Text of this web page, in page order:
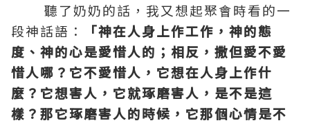
聽了奶奶的話，我又想起聚會時看的一
段神話語：
「神在人身上作工作，神的態
度、神的心是愛惜人的；相反，撒但愛不愛
惜人哪？它不愛惜人，它想在人身上作什
麼？它想害人，它就琢磨害人，是不是這
樣？那它琢磨害人的時候，它那個心情是不